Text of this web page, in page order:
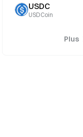
USDC
USDCoin
Plus